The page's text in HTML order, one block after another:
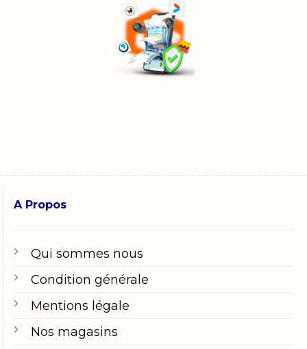
A Propos
Qui sommes nous
Condition générale
Mentions légale
Nos magasins